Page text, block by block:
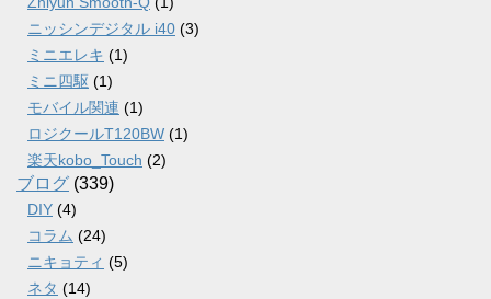
ニッシンデジタル i40 (3)
ミニエレキ (1)
ミニ四駆 (1)
モバイル関連 (1)
ロジクールT120BW (1)
楽天kobo_Touch (2)
ブログ (339)
DIY (4)
コラム (24)
ニキョティ (5)
ネタ (14)